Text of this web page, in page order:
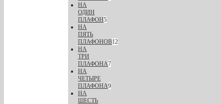
НА
ОДИН
ПЛАФОН5
НА
ПЯТЬ
ПЛАФОНОВ12
НА
ТРИ
ПЛАФОНА7
НА
ЧЕТЫРЕ
ПЛАФОНА9
НА
ШЕСТЬ